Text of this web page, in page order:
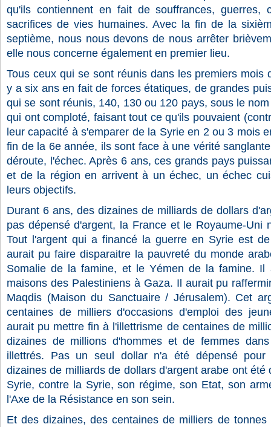
qu'ils contiennent en fait de souffrances, guerres,
sacrifices de vies humaines. Avec la fin de la
septième, nous nous devons de nous arrêter
elle nous concerne également en premier lieu.
Tous ceux qui se sont réunis dans les premiers mois
y a six ans en fait de forces étatiques, de grandes
qui se sont réunis, 140, 130 ou 120 pays, sous le
qui ont comploté, faisant tout ce qu'ils pouvaient
leur capacité à s'emparer de la Syrie en 2 ou 3 mois
fin de la 6e année, ils sont face à une vérité
déroute, l'échec. Après 6 ans, ces grands pays
et de la région en arrivent à un échec, un échec
leurs objectifs.
Durant 6 ans, des dizaines de milliards de dollars
pas dépensé d'argent, la France et le Royaume-Uni
Tout l'argent qui a financé la guerre en Syrie est
aurait pu faire disparaitre la pauvreté du monde
Somalie de la famine, et le Yémen de la famine. Il
maisons des Palestiniens à Gaza. Il aurait pu
Maqdis (Maison du Sanctuaire / Jérusalem). Cet
centaines de milliers d'occasions d'emploi des
aurait pu mettre fin à l'illettrisme de centaines de
dizaines de millions d'hommes et de femmes
illettrés. Pas un seul dollar n'a été dépensé pour
dizaines de milliards de dollars d'argent arabe ont
Syrie, contre la Syrie, son régime, son Etat, son
l'Axe de la Résistance en son sein.
Et des dizaines, des centaines de milliers de